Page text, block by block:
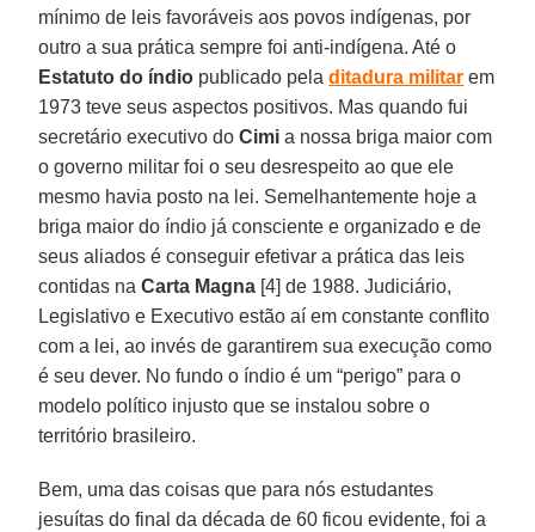
mínimo de leis favoráveis aos povos indígenas, por
outro a sua prática sempre foi anti-indígena. Até o
Estatuto do índio publicado peladitadura militar em
1973 teve seus aspectos positivos. Mas quando fui
secretário executivo do Cimi a nossa briga maior com
o governo militar foi o seu desrespeito ao que ele
mesmo havia posto na lei. Semelhantemente hoje a
briga maior do índio já consciente e organizado e de
seus aliados é conseguir efetivar a prática das leis
contidas naCarta Magna [4] de 1988. Judiciário,
Legislativo e Executivo estão aí em constante conflito
com a lei, ao invés de garantirem sua execução como
é seu dever. No fundo o índio é um “perigo” para o
modelo político injusto que se instalou sobre o
território brasileiro.
Bem, uma das coisas que para nós estudantes
jesuítas do final da década de 60 ficou evidente, foi a